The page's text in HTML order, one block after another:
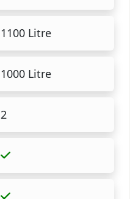
1100 Litre
1000 Litre
2